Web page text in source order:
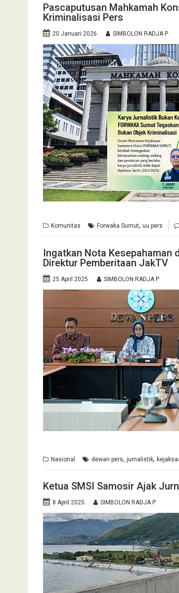
Pascaputusan Mahkamah
Kriminalisasi Pers
20 Januari 2026 SIMBOLON RADJA P
Komunitas Forwaka Sumut, uu pers
Ingatkan Nota Kesepahaman
Direktur Pemberitaan JakTV
25 April 2025 SIMBOLON RADJA P
Nasional dewan pers, jurnalistik,
Ketua SMSI Samosir Ajak
8 April 2025 SIMBOLON RADJA P